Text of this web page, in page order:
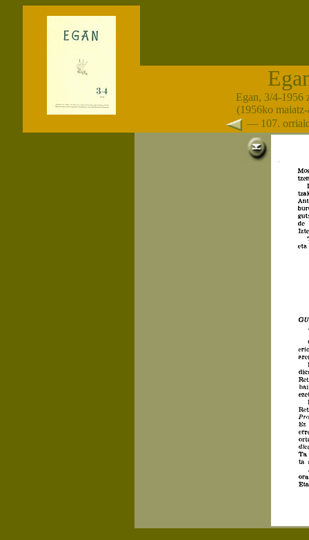
Egan, 3/4-1956
(1956ko
— 107.